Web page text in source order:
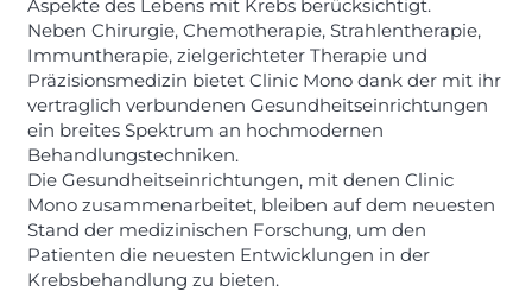
Aspekte des Lebens mit Krebs berücksichtigt.
Neben Chirurgie, Chemotherapie, Strahlentherapie,
Immuntherapie, zielgerichteter Therapie und
Präzisionsmedizin bietet Clinic Mono dank der mit ihr
vertraglich verbundenen Gesundheitseinrichtungen
ein breites Spektrum an hochmodernen
Behandlungstechniken.
Die Gesundheitseinrichtungen, mit denen Clinic
Mono zusammenarbeitet, bleiben auf dem neuesten
Stand der medizinischen Forschung, um den
Patienten die neuesten Entwicklungen in der
Krebsbehandlung zu bieten.